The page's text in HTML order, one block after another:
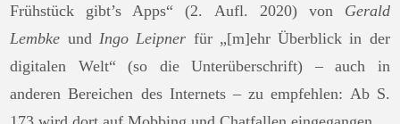
Frühstück gibt’s Apps“ (2. Aufl. 2020) von Gerald
Lembke und Ingo Leipner für „[m]ehr Überblick in der
digitalen Welt“ (so die Unterüberschrift) – auch in
anderen Bereichen des Internets – zu empfehlen: Ab S.